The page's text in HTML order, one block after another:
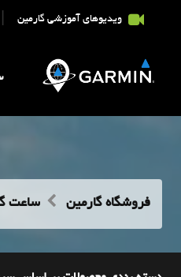
ویدیوهای آموزشی گارمین
فروشگاه گارمین ساعت